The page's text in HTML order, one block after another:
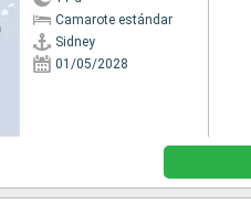
Camarote estándar
Sidney
01/05/2028